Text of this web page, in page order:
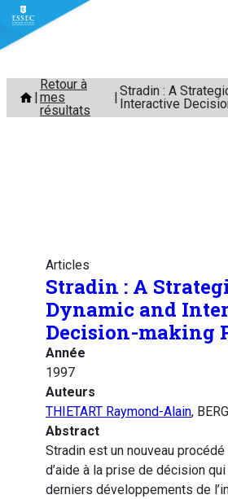
Aller
contenu
Retour à
mes
résultats
Stradin : A
Interactive
Articles
Stradin : A
Dynamic and
Decision-making
Année
1997
Auteurs
THIETART Raymond-Alain,
Abstract
Stradin est un nouveau
d’aide à la prise de décision
derniers développements de